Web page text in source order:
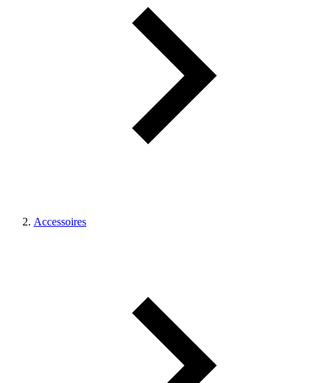
Accessoires